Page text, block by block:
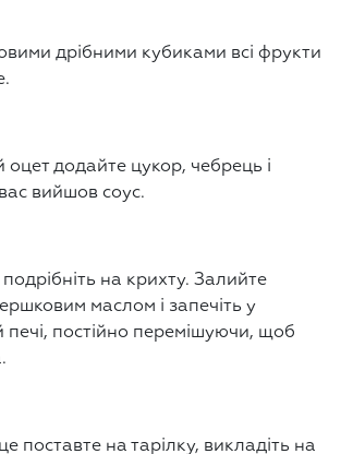
дрібними кубиками всі фрукти
оцет додайте цукор, чебрець і
вийшов соус.
на крихту. Залийте
маслом і запечіть у
печі, постійно перемішуючи, щоб
поставте на тарілку, викладіть на